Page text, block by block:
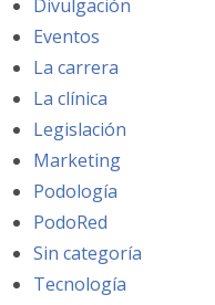
Divulgación
Eventos
La carrera
La clínica
Legislación
Marketing
Podología
PodoRed
Sin categoría
Tecnología